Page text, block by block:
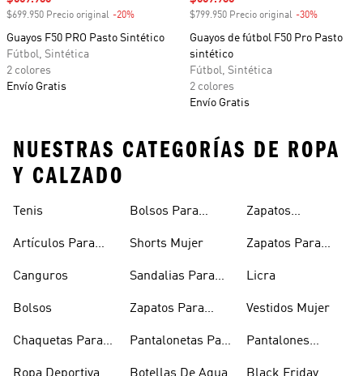
$699.950 Precio original -20%
Guayos F50 PRO Pasto Sintético
Fútbol, Sintética
2 colores
Envío Gratis
$799.950 Precio original -30%
Guayos de fútbol F50 Pro Pasto
sintético
Fútbol, Sintética
2 colores
Envío Gratis
NUESTRAS CATEGORÍAS DE ROPA
Y CALZADO
Tenis
Artículos Para
Canguros
Bolsos
Chaquetas Para
Bolsos Para
Shorts Mujer
Sandalias Para
Zapatos Para
Pantalonetas Para
Zapatos
Zapatos Para
Licra
Vestidos Mujer
Pantalones